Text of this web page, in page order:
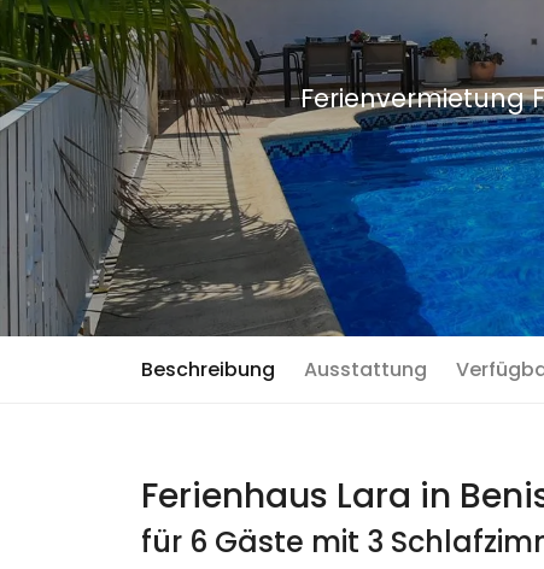
Ferienvermietung
Beschreibung Ausstattung
Ferienhaus Lara in
für 6 Gäste mit 3